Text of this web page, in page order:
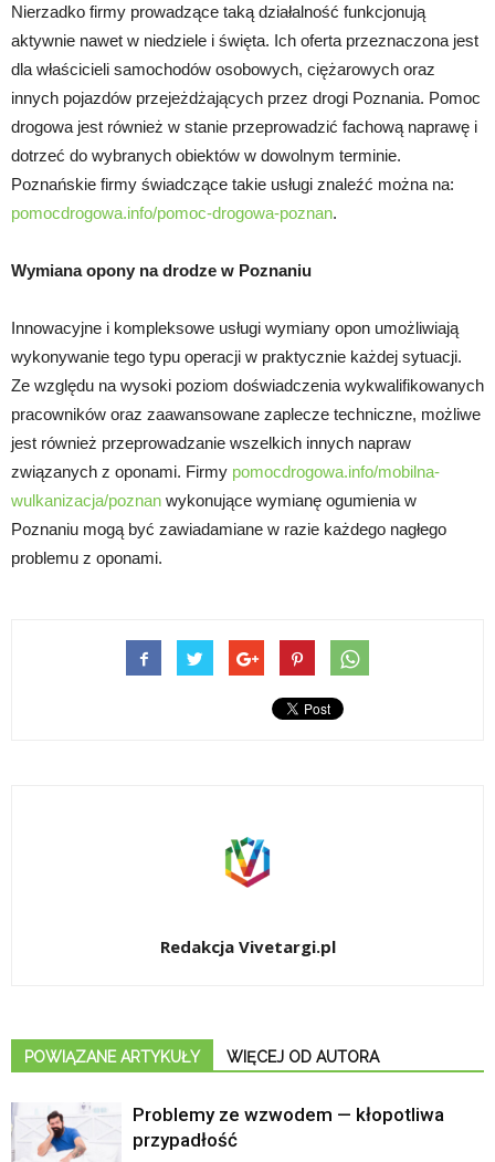
Nierzadko firmy prowadzące taką działalność funkcjonują
aktywnie nawet w niedziele i święta. Ich oferta przeznaczona jest
dla właścicieli samochodów osobowych, ciężarowych oraz
innych pojazdów przejeżdżających przez drogi Poznania. Pomoc
drogowa jest również w stanie przeprowadzić fachową naprawę i
dotrzeć do wybranych obiektów w dowolnym terminie.
Poznańskie firmy świadczące takie usługi znaleźć można na:
pomocdrogowa.info/pomoc-drogowa-poznan.
Wymiana opony na drodze w Poznaniu
Innowacyjne i kompleksowe usługi wymiany opon umożliwiają
wykonywanie tego typu operacji w praktycznie każdej sytuacji.
Ze względu na wysoki poziom doświadczenia wykwalifikowanych
pracowników oraz zaawansowane zaplecze techniczne, możliwe
jest również przeprowadzanie wszelkich innych napraw
związanych z oponami. Firmy pomocdrogowa.info/mobilna-
wulkanizacja/poznan wykonujące wymianę ogumienia w
Poznaniu mogą być zawiadamiane w razie każdego nagłego
problemu z oponami.
Redakcja Vivetargi.pl
POWIĄZANE ARTYKUŁY WIĘCEJ OD AUTORA
Problemy ze wzwodem — kłopotliwa
przypadłość